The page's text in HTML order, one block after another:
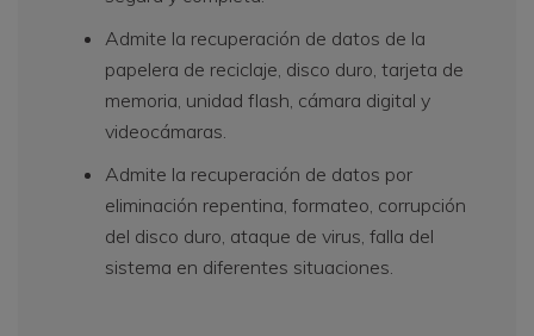
Admite la recuperación de datos de la
papelera de reciclaje, disco duro, tarjeta de
memoria, unidad flash, cámara digital y
videocámaras.
Admite la recuperación de datos por
eliminación repentina, formateo, corrupción
del disco duro, ataque de virus, falla del
sistema en diferentes situaciones.